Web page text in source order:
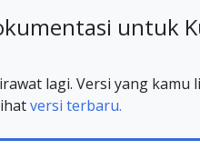
untuk
lagi. Versi yang kamu
versi terbaru.